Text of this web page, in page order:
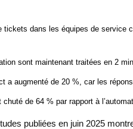
tickets dans les équipes de service
sont maintenant traitées en 2
a augmenté de 20 %, car les
de 64 % par rapport à
publiées en juin 2025